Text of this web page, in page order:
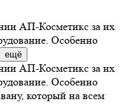
АП-Косметикс за их
Особенно
ещё
АП-Косметикс за их
Особенно
который на всем